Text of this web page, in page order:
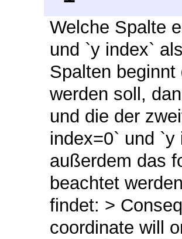
Welche Spalte
und `y index`
Spalten
werden soll,
und die der
index=0` und
außerdem das
beachtet
findet: >
coordinate will